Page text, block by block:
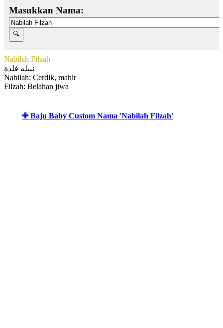
Masukkan Nama:
Nabilah Filzah
نبيله فلذة
Nabilah: Cerdik, mahir
Filzah: Belahan jiwa
✚ Baju Baby Custom Nama 'Nabilah Filzah'